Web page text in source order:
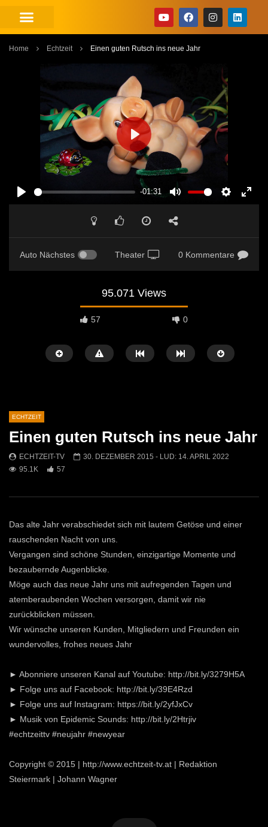
Home Echtzeit Einen guten Rutsch ins neue Jahr
PLAY
-01:31
MUTE SETTINGS
PLAY
Auto Nächstes Theater 0 Kommentare
95.071 Views
57 0
„Spirituelle Reise“ Vocalensemble
ECHTZEIT-TV
18. NOVEMBER 2024
ECHTZEIT-TV
12.
ECHTZEIT
Einen guten Rutsch ins neue Jahr
ECHTZEIT-TV 30. DEZEMBER 2015 - LUD: 14. APRIL 2022
95.1K
57
Das alte Jahr verabschiedet sich mit lautem Getöse und einer
rauschenden Nacht von uns.
Vergangen sind schöne Stunden, einzigartige Momente und
bezaubernde Augenblicke.
Möge auch das neue Jahr uns mit aufregenden Tagen und
atemberaubenden Wochen versorgen, damit wir nie
zurückblicken müssen.
Wir wünsche unseren Kunden, Mitgliedern und Freunden ein
wundervolles, frohes neues Jahr
► Abonniere unseren Kanal auf Youtube: http://bit.ly/3279H5A
► Folge uns auf Facebook: http://bit.ly/39E4Rzd
► Folge uns auf Instagram: https://bit.ly/2yfJxCv
► Musik von Epidemic Sounds: http://bit.ly/2Htrjiv
#echtzeittv #neujahr #newyear
Copyright © 2015 | http://www.echtzeit-tv.at | Redaktion
Steiermark | Johann Wagner